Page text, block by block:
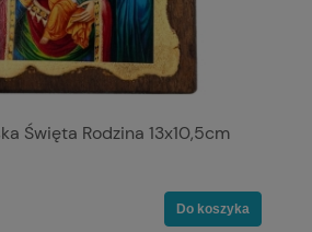
Święta Rodzina 13x10,5cm
Do koszyka